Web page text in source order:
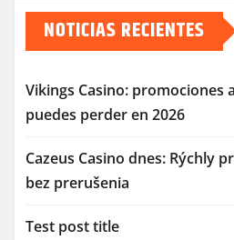
NOTICIAS RECIENTES
Vikings Casino: promociones
puedes perder en 2026
Cazeus Casino dnes: Rýchly
bez prerušenia
Test post title